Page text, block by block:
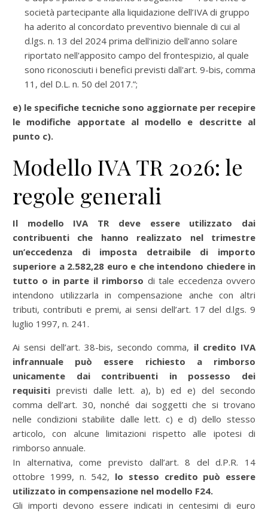
società partecipante alla liquidazione dell’IVA di gruppo
ha aderito al concordato preventivo biennale di cui al
d.lgs. n. 13 del 2024 prima dell'inizio dell'anno solare
riportato nell'apposito campo del frontespizio, al quale
sono riconosciuti i benefici previsti dall'art. 9-bis, comma
11, del D.L. n. 50 del 2017.”;
e) le specifiche tecniche sono aggiornate per recepire
le modifiche apportate al modello e descritte al
punto c).
Modello IVA TR 2026: le
regole generali
Il modello IVA TR deve essere utilizzato dai
contribuenti che hanno realizzato nel trimestre
un’eccedenza di imposta detraibile di importo
superiore a 2.582,28 euro e che intendono chiedere in
tutto o in parte il rimborso di tale eccedenza ovvero
intendono utilizzarla in compensazione anche con altri
tributi, contributi e premi, ai sensi dell’art. 17 del d.lgs. 9
luglio 1997, n. 241.
Ai sensi dell’art. 38-bis, secondo comma, il credito IVA
infrannuale può essere richiesto a rimborso
unicamente dai contribuenti in possesso dei
requisiti previsti dalle lett. a), b) ed e) del secondo
comma dell’art. 30, nonché dai soggetti che si trovano
nelle condizioni stabilite dalle lett. c) e d) dello stesso
articolo, con alcune limitazioni rispetto alle ipotesi di
rimborso annuale.
In alternativa, come previsto dall’art. 8 del d.P.R. 14
ottobre 1999, n. 542, lo stesso credito può essere
utilizzato in compensazione nel modello F24.
Gli importi devono essere indicati in centesimi di euro